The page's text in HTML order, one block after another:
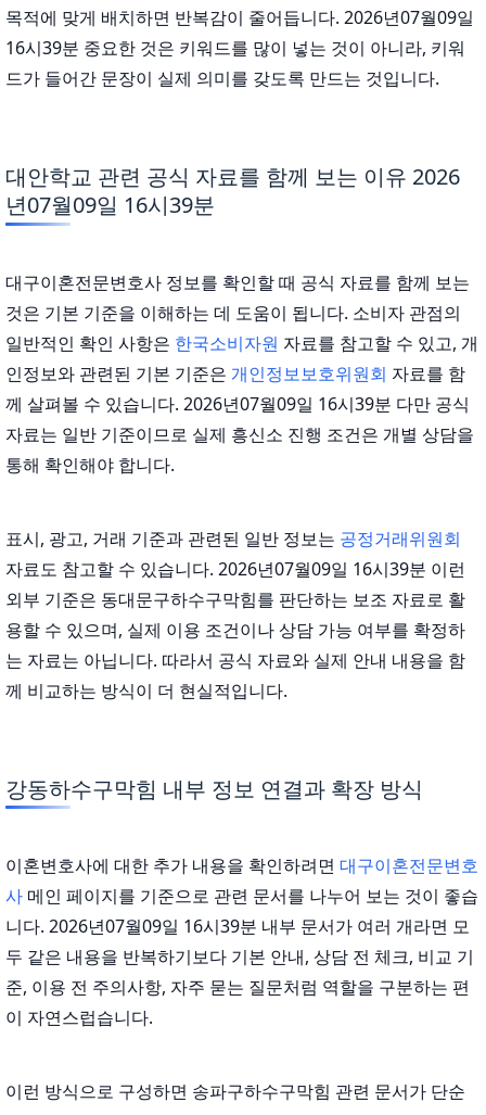
목적에 맞게 배치하면 반복감이 줄어듭니다. 2026년07월09일
16시39분 중요한 것은 키워드를 많이 넣는 것이 아니라, 키워
드가 들어간 문장이 실제 의미를 갖도록 만드는 것입니다.
대안학교 관련 공식 자료를 함께 보는 이유 2026
년07월09일 16시39분
대구이혼전문변호사 정보를 확인할 때 공식 자료를 함께 보는
것은 기본 기준을 이해하는 데 도움이 됩니다. 소비자 관점의
일반적인 확인 사항은 한국소비자원 자료를 참고할 수 있고, 개
인정보와 관련된 기본 기준은 개인정보보호위원회 자료를 함
께 살펴볼 수 있습니다. 2026년07월09일 16시39분 다만 공식
자료는 일반 기준이므로 실제 흥신소 진행 조건은 개별 상담을
통해 확인해야 합니다.
표시, 광고, 거래 기준과 관련된 일반 정보는 공정거래위원회
자료도 참고할 수 있습니다. 2026년07월09일 16시39분 이런
외부 기준은 동대문구하수구막힘를 판단하는 보조 자료로 활
용할 수 있으며, 실제 이용 조건이나 상담 가능 여부를 확정하
는 자료는 아닙니다. 따라서 공식 자료와 실제 안내 내용을 함
께 비교하는 방식이 더 현실적입니다.
강동하수구막힘 내부 정보 연결과 확장 방식
이혼변호사에 대한 추가 내용을 확인하려면 대구이혼전문변호
사 메인 페이지를 기준으로 관련 문서를 나누어 보는 것이 좋습
니다. 2026년07월09일 16시39분 내부 문서가 여러 개라면 모
두 같은 내용을 반복하기보다 기본 안내, 상담 전 체크, 비교 기
준, 이용 전 주의사항, 자주 묻는 질문처럼 역할을 구분하는 편
이 자연스럽습니다.
이런 방식으로 구성하면 송파구하수구막힘 관련 문서가 단순